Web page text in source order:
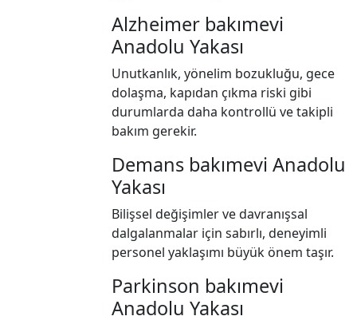
Alzheimer bakımevi
Anadolu Yakası
Unutkanlık, yönelim bozukluğu, gece
dolaşma, kapıdan çıkma riski gibi
durumlarda daha kontrollü ve takipli
bakım gerekir.
Demans bakımevi Anadolu
Yakası
Bilişsel değişimler ve davranışsal
dalgalanmalar için sabırlı, deneyimli
personel yaklaşımı büyük önem taşır.
Parkinson bakımevi
Anadolu Yakası